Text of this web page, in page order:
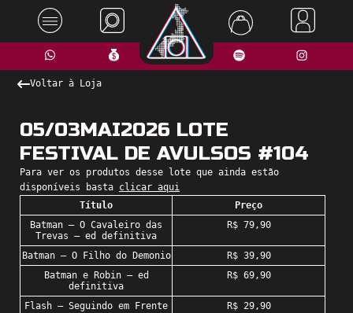
Voltar à Loja
05/03MAI2026 LOTE
FESTIVAL DE AVULSOS #104
Para ver os produtos desse lote que ainda estão
disponíveis basta clicar aqui
Título
Preço
Batman – O Cavaleiro das
Trevas – ed definitiva
R$ 79,90
Batman – O Filho do Demonio
R$ 39,90
Batman e Robin – ed
definitiva
R$ 69,90
Flash – Seguindo em Frente
R$ 29,90